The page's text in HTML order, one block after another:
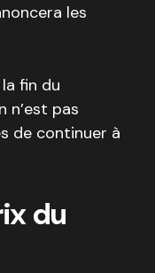
les
fin du
n’est pas
de continuer à
du